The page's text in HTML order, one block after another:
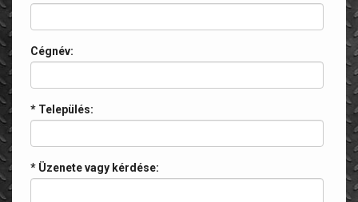
Cégnév:
* Település:
* Üzenete vagy kérdése: